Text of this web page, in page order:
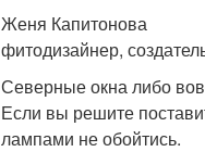
Женя Капитонова
фитодизайнер,
Северные окна либо
Если вы решите
лампами не обойтись.